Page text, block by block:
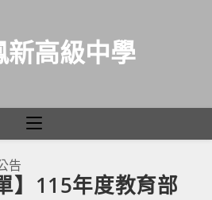
新高級中學
告
】115年度教育部